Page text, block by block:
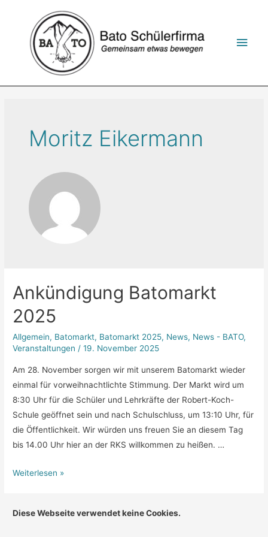
springen
Moritz Eikermann
Ankündigung Batomarkt
2025
Allgemein, Batomarkt, Batomarkt 2025, News, News - BATO,
Veranstaltungen /19. November 2025
Am 28. November sorgen wir mit unserem Batomarkt wieder
einmal für vorweihnachtlichte Stimmung. Der Markt wird um
8:30 Uhr für die Schüler und Lehrkräfte der Robert-Koch-
Schule geöffnet sein und nach Schulschluss, um 13:10 Uhr, für
die Öffentlichkeit. Wir würden uns freuen Sie an diesem Tag
bis 14.00 Uhr hier an der RKS willkommen zu heißen. …
Ankündigung
Weiterlesen »
Diese Webseite verwendet keine Cookies.